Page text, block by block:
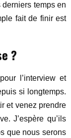
derniers temps en
fait de finir est
?
l’interview et
si longtemps.
et venez prendre
J’espère qu’ils
que nous serons